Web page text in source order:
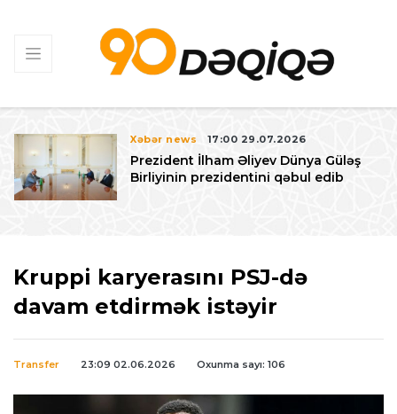
Xəbər news 17:00 29.07.2026
Prezident İlham Əliyev Dünya Güləş
Birliyinin prezidentini qəbul edib
Kruppi karyerasını PSJ-də
davam etdirmək istəyir
Transfer 23:09 02.06.2026 Oxunma sayı: 106